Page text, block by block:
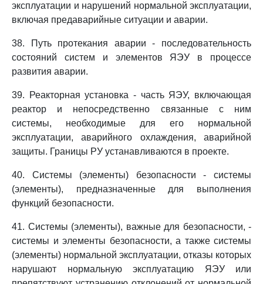
эксплуатации и нарушений нормальной эксплуатации,
включая предаварийные ситуации и аварии.
38. Путь протекания аварии - последовательность
состояний систем и элементов ЯЭУ в процессе
развития аварии.
39. Реакторная установка - часть ЯЭУ, включающая
реактор и непосредственно связанные с ним
системы, необходимые для его нормальной
эксплуатации, аварийного охлаждения, аварийной
защиты. Границы РУ устанавливаются в проекте.
40. Системы (элементы) безопасности - системы
(элементы), предназначенные для выполнения
функций безопасности.
41. Системы (элементы), важные для безопасности, -
системы и элементы безопасности, а также системы
(элементы) нормальной эксплуатации, отказы которых
нарушают нормальную эксплуатацию ЯЭУ или